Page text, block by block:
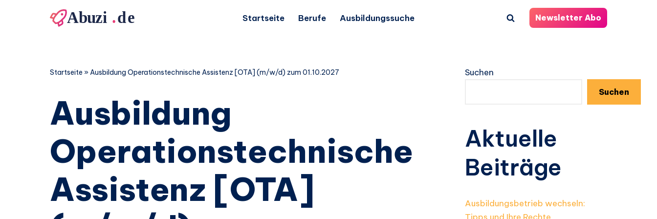
Startseite Berufe Ausbildungssuche Newsletter Abo
Startseite »Ausbildung Operationstechnische Assistenz [OTA] (m/w/d) zum 01.10.2027
Ausbildung
Operationstechnische
Assistenz [OTA]
Suchen
Suchen
Aktuelle
Beiträge
Ausbildungsbetrieb wechseln: